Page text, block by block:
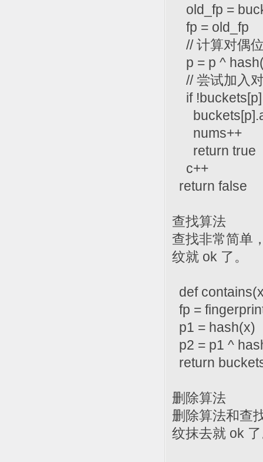
old_fp =
fp = old_fp
// 计算对偶
p = p ^
// 尝试加入
if
nums++
return true
c++
return false
查找算法
查找非常简单
纹就 ok 了。
def
fp =
p1 = hash(x)
p2 = p1 ^
return
删除算法
删除算法和查
纹抹去就 ok